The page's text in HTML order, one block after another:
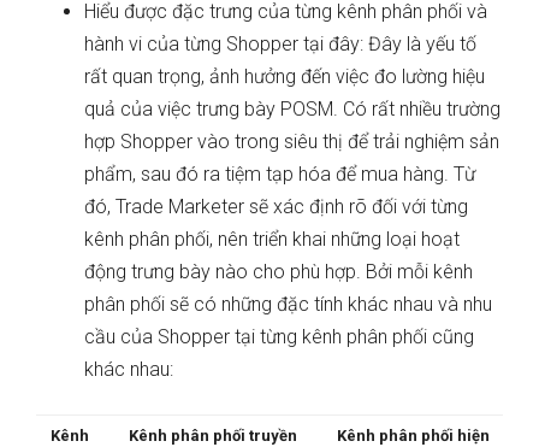
Hiểu được đặc trưng của từng kênh phân phối và
hành vi của từng Shopper tại đây: Đây là yếu tố
rất quan trọng, ảnh hưởng đến việc đo lường hiệu
quả của việc trưng bày POSM. Có rất nhiều trường
hợp Shopper vào trong siêu thị để trải nghiệm sản
phẩm, sau đó ra tiệm tạp hóa để mua hàng. Từ
đó, Trade Marketer sẽ xác định rõ đối với từng
kênh phân phối, nên triển khai những loại hoạt
động trưng bày nào cho phù hợp. Bởi mỗi kênh
phân phối sẽ có những đặc tính khác nhau và nhu
cầu của Shopper tại từng kênh phân phối cũng
khác nhau:
Kênh
Kênh phân phối truyền
Kênh phân phối hiện